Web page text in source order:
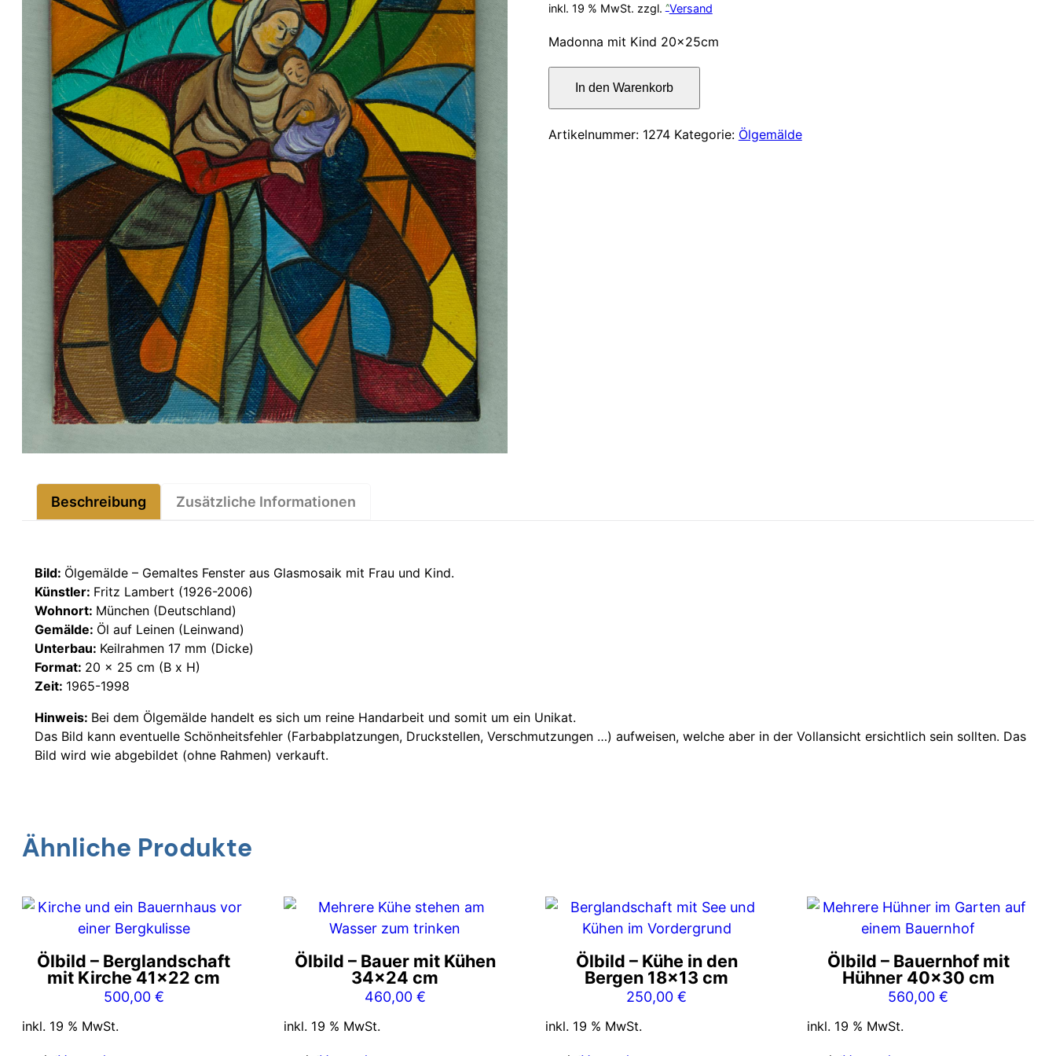
inkl. 19 % MwSt. zzgl. Versand
Madonna mit Kind 20x25cm
Madonna
mit
In den Warenkorb
Artikelnummer: 1274 Kategorie: Ölgemälde
Beschreibung Zusätzliche Informationen
Bild: Ölgemälde – Gemaltes Fenster aus Glasmosaik mit Frau und Kind.
Künstler: Fritz Lambert (1926-2006)
Wohnort: München (Deutschland)
Gemälde: Öl auf Leinen (Leinwand)
Unterbau: Keilrahmen 17 mm (Dicke)
Format: 20 x 25 cm (B x H)
Zeit: 1965-1998
Hinweis: Bei dem Ölgemälde handelt es sich um reine Handarbeit und somit um ein Unikat.
Das Bild kann eventuelle Schönheitsfehler (Farbabplatzungen, Druckstellen, Verschmutzungen …) aufweisen, welche aber in der Vollansicht ersichtlich sein sollten. Das
Bild wird wie abgebildet (ohne Rahmen) verkauft.
Ähnliche Produkte
Ölbild – Berglandschaft
mit Kirche 41×22 cm
500,00 €
inkl. 19 % MwSt.
Ölbild – Bauer mit Kühen
34×24 cm
460,00 €
inkl. 19 % MwSt.
Ölbild – Kühe in den
Bergen 18×13 cm
250,00€
inkl. 19 % MwSt.
Ölbild – Bauernhof mit
Hühner 40×30 cm
560,00€
inkl. 19 % MwSt.